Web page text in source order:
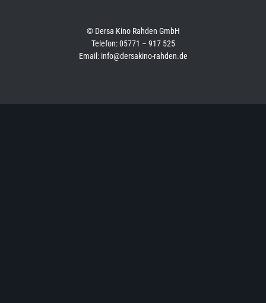
© Dersa Kino Rahden GmbH
Telefon: 05771 – 917 525
Email: info@dersakino-rahden.de